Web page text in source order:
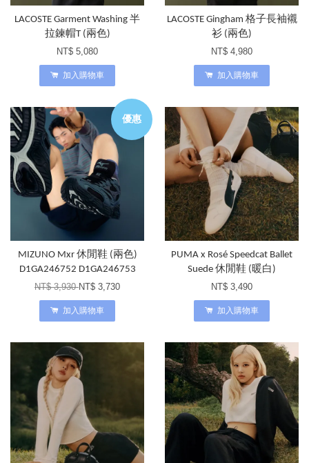
LACOSTE Garment Washing 半
拉鍊帽T (兩色)
NT$ 5,080
加入購物車
LACOSTE Gingham 格子長袖襯
衫 (兩色)
NT$ 4,980
加入購物車
優惠
MIZUNO Mxr 休閒鞋 (兩色)
D1GA246752 D1GA246753
NT$ 3,930NT$ 3,730
加入購物車
PUMA x Rosé Speedcat Ballet
Suede 休閒鞋 (暖白)
NT$ 3,490
加入購物車